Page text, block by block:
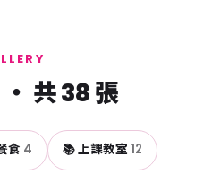
共 38 張
食 4 📚 上課教室 12